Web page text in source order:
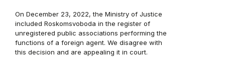
On December 23, 2022, the Ministry of Justice
included Roskomsvoboda in the register of
unregistered public associations performing the
functions of a foreign agent. We disagree with
this decision and are appealing it in court.